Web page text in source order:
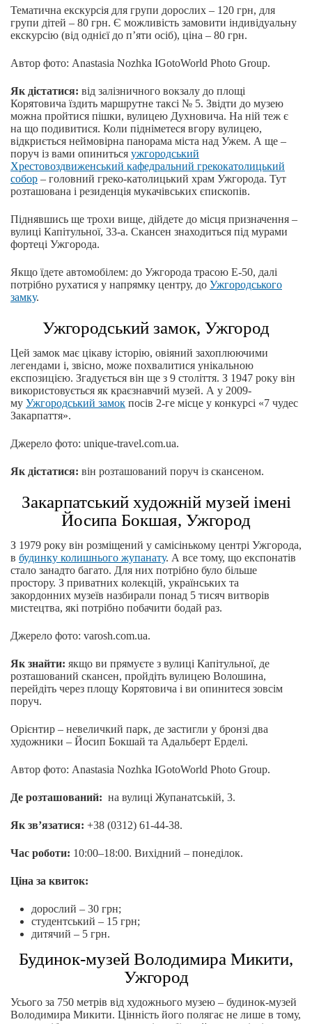
Тематична екскурсія для групи дорослих – 120 грн, для
групи дітей – 80 грн. Є можливість замовити індивідуальну
екскурсію (від однієї до п’яти осіб), ціна – 80 грн.
Автор фото: Anastasia Nozhka IGotoWorld Photo Group.
Як дістатися: від залізничного вокзалу до площі
Корятовича їздить маршрутне таксі № 5. Звідти до музею
можна пройтися пішки, вулицею Духновича. На ній теж є
на що подивитися. Коли підніметеся вгору вулицею,
відкриється неймовірна панорама міста над Ужем. А ще –
поруч із вами опиниться ужгородський
Хрестовоздвиженський кафедральний грекокатолицький
собор – головний греко-католицький храм Ужгорода. Тут
розташована і резиденція мукачівських єпископів.
Піднявшись ще трохи вище, дійдете до місця призначення –
вулиці Капітульної, 33-а. Скансен знаходиться під мурами
фортеці Ужгорода.
Якщо їдете автомобілем: до Ужгорода трасою Е-50, далі
потрібно рухатися у напрямку центру, до Ужгородського
замку.
Ужгородський замок, Ужгород
Цей замок має цікаву історію, овіяний захоплюючими
легендами і, звісно, може похвалитися унікальною
експозицією. Згадується він ще з 9 століття. З 1947 року він
використовується як краєзнавчий музей. А у 2009-
му Ужгородський замок посів 2-ге місце у конкурсі «7 чудес
Закарпаття».
Джерело фото: unique-travel.com.ua.
Як дістатися: він розташований поруч із скансеном.
Закарпатський художній музей імені
Йосипа Бокшая, Ужгород
З 1979 року він розміщений у самісінькому центрі Ужгорода,
в будинку колишнього жупанату. А все тому, що експонатів
стало занадто багато. Для них потрібно було більше
простору. З приватних колекцій, українських та
закордонних музеїв назбирали понад 5 тисяч витворів
мистецтва, які потрібно побачити бодай раз.
Джерело фото: varosh.com.ua.
Як знайти: якщо ви прямуєте з вулиці Капітульної, де
розташований скансен, пройдіть вулицею Волошина,
перейдіть через площу Корятовича і ви опинитеся зовсім
поруч.
Орієнтир – невеличкий парк, де застигли у бронзі два
художники – Йосип Бокшай та Адальберт Ерделі.
Автор фото: Anastasia Nozhka IGotoWorld Photo Group.
Де розташований: на вулиці Жупанатській, 3.
Як зв’язатися: +38 (0312) 61-44-38.
Час роботи: 10:00–18:00. Вихідний – понеділок.
Ціна за квиток:
дорослий – 30 грн;
студентський – 15 грн;
дитячий – 5 грн.
Будинок-музей Володимира Микити,
Ужгород
Усього за 750 метрів від художнього музею – будинок-музей
Володимира Микити. Цінність його полягає не лише в тому,